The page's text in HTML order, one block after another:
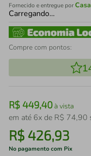
Fornecido e entregue por
Carregando…
Compre com pontos:
R$ 449,40à vista
em até 6x de R$ 74,90
R$ 426,93
No pagamento com Pix